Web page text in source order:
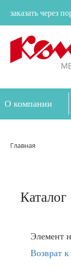
заказать через
О компании
Главная
Каталог
Элемент
Возврат